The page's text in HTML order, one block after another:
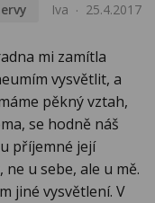
Iva 25.4.2017
mi zamítla
vysvětlit, a
pěkný vztah,
se hodně náš
příjemné její
u sebe, ale u mě.
jiné vysvětlení. V